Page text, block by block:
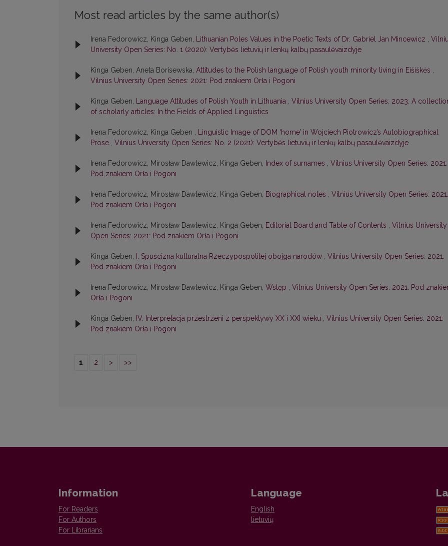
Most read articles by the same author(s)
Irena Fedorowicz, Kinga Geben, Lithuanian Poles Values in the Poetic Texts of Dr. Gabriel Jan Mincewicz ,
University Open Series: No. 1 (2020): Vertybės lietuvių ir lenkų kalbų pasaulėvaizdyje
Kinga Geben, Aneta Borisewska, Attitudes to the Polish language of Polish youth minority living in Eišiškės ,
Vilnius University Open Series: 2021: Pod znakiem Orła i Pogoni
Kinga Geben, Language Attitudes of Polish Youth in Lithuania , Vilnius University Open Series: 2023: A
of scholarly articles: In the Fields of Applied Linguistics
Irena Fedorowicz, Kinga Geben , Linguistic Image of DOM ‘home’ in Wojciech Piotrowicz’s Autobiographical
Prose , Vilnius University Open Series: No. 2 (2021): Vertybės lietuvių ir lenkų kalbų pasaulėvaizdyje
Irena Fedorowicz, Mirosław Dawlewicz, Kinga Geben, Index of surnames , Vilnius University Open Series: 2021:
Pod znakiem Orła i Pogoni
Irena Fedorowicz, Mirosław Dawlewicz, Kinga Geben, Biographical notes , Vilnius University Open Series: 2021:
Pod znakiem Orła i Pogoni
Irena Fedorowicz, Mirosław Dawlewicz, Kinga Geben, Editorial Board and Table of Contents , Vilnius University
Open Series: 2021: Pod znakiem Orła i Pogoni
Kinga Geben, I. Spuścizna kulturalna Rzeczypospolitej obojga narodów , Vilnius University Open Series: 2021:
Pod znakiem Orła i Pogoni
Irena Fedorowicz, Mirosław Dawlewicz, Kinga Geben, Wstęp , Vilnius University Open Series: 2021: Pod
Orła i Pogoni
Kinga Geben, IV. Interpretacja przestrzeni z perspektywy XX i XXI wieku , Vilnius University Open Series: 2021:
Pod znakiem Orła i Pogoni
1 2 > >>
Information
For Readers
For Authors
For Librarians
Language
English
lietuvių